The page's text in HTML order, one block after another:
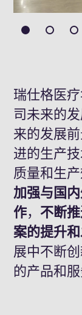
瑞仕格医
司未来的
来的发展
进的生产
质量和生
加强与国
作， 不断
案的提升
展中不断
的产品和服